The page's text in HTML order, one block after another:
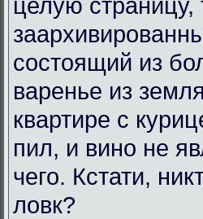
состоящий из
варенье из
квартире с
пил, и вино не
чего. Кстати,
ловк?